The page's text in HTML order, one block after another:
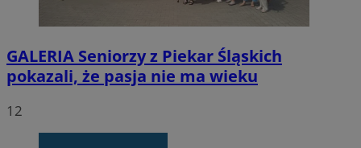
GALERIA Seniorzy z Piekar Śląskich
pokazali, że pasja nie ma wieku
12